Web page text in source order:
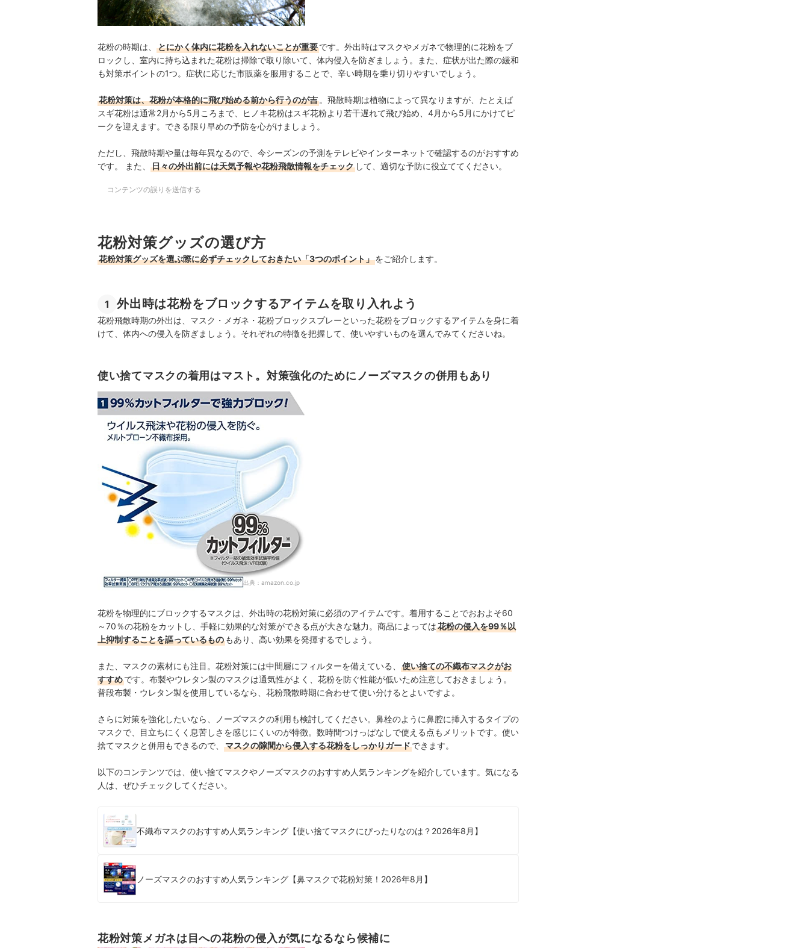
【徹底比較】空気清浄機のおすすめ人気ランキング
【徹底比較】ロボット掃除機のおすすめ人気ランキング
【徹底比較】ハンディクリーナーのおすすめ人気ランキング
【徹底比較】スティッククリーナーのおすすめ人気ランキング
花粉対策グッズの売れ筋ランキングもチェック！
花粉の時期は、 とにかく体内に花粉を入れないことが重要です。外出時はマスクやメガネで物理的に花粉をブ
ロックし、室内に持ち込まれた花粉は掃除で取り除いて、体内侵入を防ぎましょう。また、症状が出た際の緩和
も対策ポイントの1つ。症状に応じた市販薬を服用することで、辛い時期を乗り切りやすいでしょう。
花粉対策は、花粉が本格的に飛び始める前から行うのが吉 。飛散時期は植物によって異なりますが、たとえば
スギ花粉は通常2月から5月ころまで、ヒノキ花粉はスギ花粉より若干遅れて飛び始め、4月から5月にかけてピ
ークを迎えます。できる限り早めの予防を心がけましょう。
ただし、飛散時期や量は毎年異なるので、今シーズンの予測をテレビやインターネットで確認するのがおすすめ
です。 また、
日々の外出前には天気予報や花粉飛散情報をチェック して、適切な予防に役立ててください。
コンテンツの誤りを送信する
花粉対策グッズの選び方
花粉対策グッズを選ぶ際に必ずチェックしておきたい「3つのポイント」をご紹介します。
1 外出時は花粉をブロックするアイテムを取り入れよう
花粉飛散時期の外出は、マスク・メガネ・花粉ブロックスプレーといった花粉をブロックするアイテムを身に着
けて、体内への侵入を防ぎましょう。それぞれの特徴を把握して、使いやすいものを選んでみてくださいね。
使い捨てマスクの着用はマスト。対策強化のためにノーズマスクの併用もあり
出典： amazon.co.jp
花粉を物理的にブロックするマスクは、外出時の花粉対策に必須のアイテムです。着用することでおおよそ60
～70％の花粉をカットし、手軽に効果的な対策ができる点が大きな魅力。商品によっては花粉の侵入を99％以
上抑制することを謳っているもの もあり、高い効果を発揮するでしょう。
また、マスクの素材にも注目。花粉対策には中間層にフィルターを備えている、
使い捨ての不織布マスクがお
すすめです。布製やウレタン製のマスクは通気性がよく、花粉を防ぐ性能が低いため注意しておきましょう。
普段布製・ウレタン製を使用しているなら、花粉飛散時期に合わせて使い分けるとよいですよ。
さらに対策を強化したいなら、ノーズマスクの利用も検討してください。鼻栓のように鼻腔に挿入するタイプの
マスクで、目立ちにくく息苦しさを感じにくいのが特徴。数時間つけっぱなしで使える点もメリットです。使い
捨てマスクと併用もできるので、
マスクの隙間から侵入する花粉をしっかりガードできます。
以下のコンテンツでは、使い捨てマスクやノーズマスクのおすすめ人気ランキングを紹介しています。気になる
人は、ぜひチェックしてください。
不織布マスクのおすすめ人気ランキング【使い捨てマスクにぴったりなのは？2026年8月】
ノーズマスクのおすすめ人気ランキング【鼻マスクで花粉対策！2026年8月】
花粉対策メガネは目への花粉の侵入が気になるなら候補に